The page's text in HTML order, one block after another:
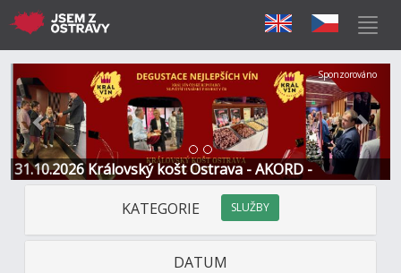
31.10.2026 Královský košt Ostrava - AKORD -
Restaurace a Hotel
Předchozí Další
Sponzorováno
KATEGORIE SLUŽBY
DATUM